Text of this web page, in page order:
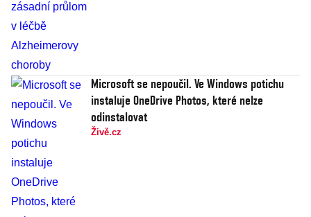
Microsoft se nepoučil. Ve Windows potichu
instaluje OneDrive Photos, které nelze
odinstalovat
Živě.cz